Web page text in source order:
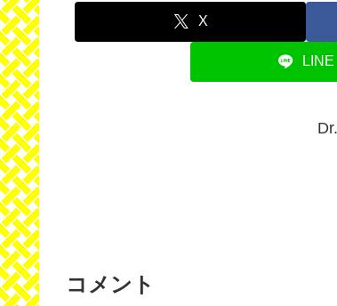
X
LINE
コメント